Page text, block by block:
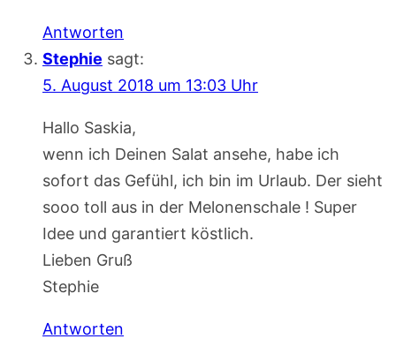
Antworten
Stephie sagt:
5. August 2018 um 13:03 Uhr
Hallo Saskia,
wenn ich Deinen Salat ansehe, habe ich
sofort das Gefühl, ich bin im Urlaub. Der sieht
sooo toll aus in der Melonenschale ! Super
Idee und garantiert köstlich.
Lieben Gruß
Stephie
Antworten